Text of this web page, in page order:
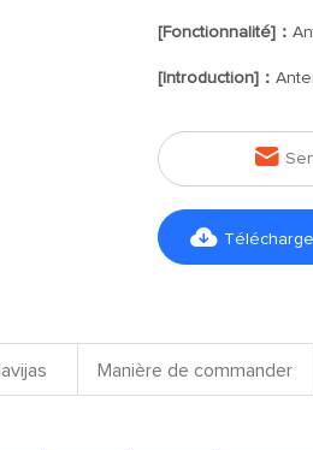
[Fonctionnalité]：
[Introduction]：


Manière de commander